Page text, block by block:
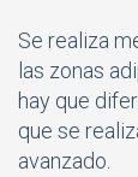
Se realiza
las zonas
hay que
que se
avanzado.